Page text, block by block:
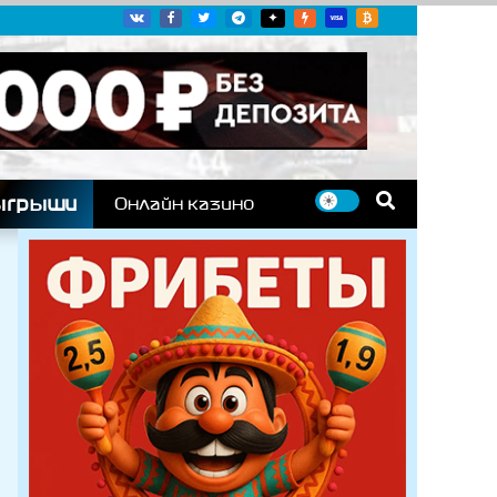
гоночных серий
Онлайн казино